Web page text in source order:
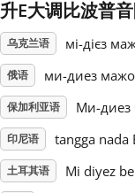
Português
Русский
升E大调比波普
乌克兰语 мі-дієз
俄语 ми-диез
保加利亚语 Mи-
印尼语 tangga nada
土耳其语 Mi diyez